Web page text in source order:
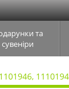
та
сувеніри